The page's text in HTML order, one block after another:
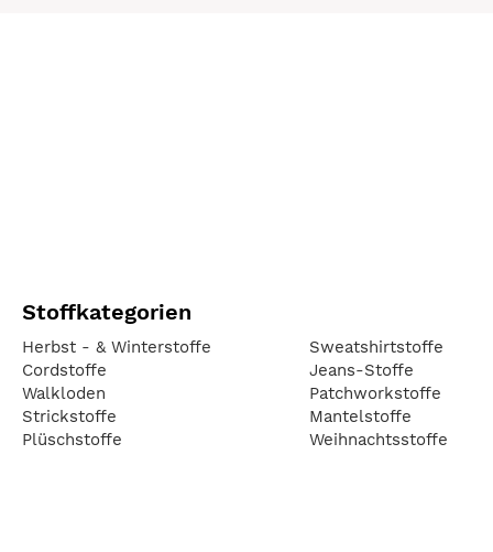
Stoffkategorien
Herbst - & Winterstoffe
Cordstoffe
Walkloden
Strickstoffe
Plüschstoffe
Sweatshirtstoffe
Jeans-Stoffe
Patchworkstoffe
Mantelstoffe
Weihnachtsstoffe